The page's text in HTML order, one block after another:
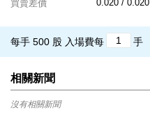
0.020 / 0.020
買賣差價
每手 500 股 入場費每 手
相關新聞
沒有相關新聞